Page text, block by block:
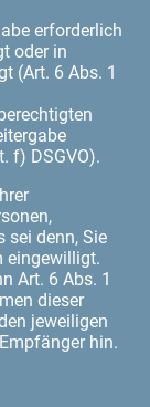
erforderlich
oder in
(Art. 6 Abs. 1
f) DSGVO).
sei denn, Sie
eingewilligt.
Art. 6 Abs. 1
dieser
jeweiligen
hin.